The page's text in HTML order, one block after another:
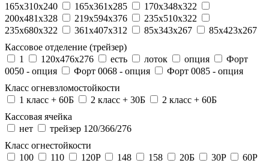
165x310x240
165x361x285
170x348x322
200x481x328
219x594x376
235x510x322
235x680x322
361x407x312 85x343x267
85x423x267
Кассовое отделение (трейзер)
1
120х476х276 есть лоток опция
Форт
0050 - опция
Форт 0068 - опция
Форт 0085 - опция
Класс огневзломостойкости
1 класс + 60Б
2 класс + 30Б
2 класс + 60Б
Кассовая ячейка
нет
трейзер 120/366/276
Класс огнестойкости
100
110 120P 148 158 20Б 30P
60P